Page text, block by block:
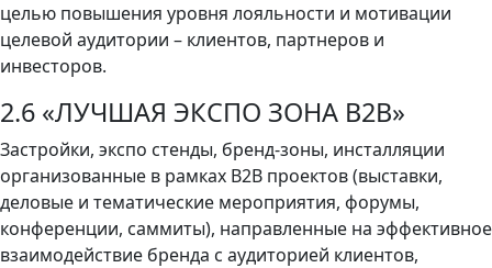
целью повышения уровня лояльности и мотивации
целевой аудитории – клиентов, партнеров и
инвесторов.
2.6 «ЛУЧШАЯ ЭКСПО ЗОНА B2B»
Застройки, экспо стенды, бренд-зоны, инсталляции
организованные в рамках В2В проектов (выставки,
деловые и тематические мероприятия, форумы,
конференции, саммиты), направленные на эффективное
взаимодействие бренда с аудиторией клиентов,